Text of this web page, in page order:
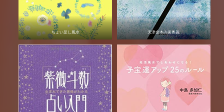
ちょい足し風水 天津金木占術奥義